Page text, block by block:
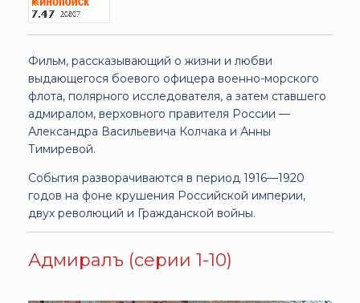
Фильм, рассказывающий о жизни и любви
выдающегося боевого офицера военно-морского
флота, полярного исследователя, а затем ставшего
адмиралом, верховного правителя России —
Александра Васильевича Колчака и Анны
Тимиревой.
События разворачиваются в период 1916—1920
годов на фоне крушения Российской империи,
двух революций и Гражданской войны.
Адмиралъ (серии 1-10)